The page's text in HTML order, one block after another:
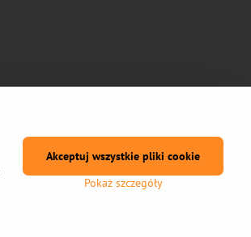
Pokaż szczegóły
Akceptuj wszystkie pliki cookie